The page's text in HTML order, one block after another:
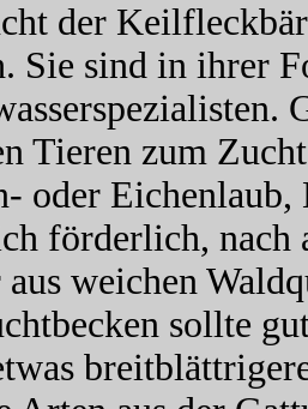
der
Sie sind in ihrer
Tieren zum
oder Eichenlaub,
förderlich, nach
aus weichen
sollte